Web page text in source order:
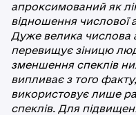
апроксимований як
відношення числової
Дуже велика числова
перевищує зіницю
зменшення спеклів
випливає з того
використовує лише
спеклів. Для